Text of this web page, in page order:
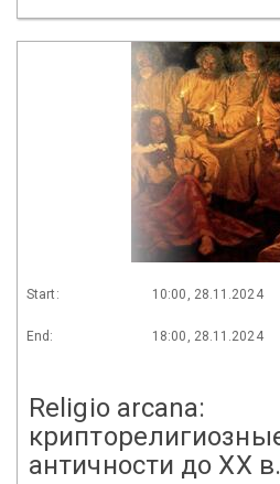
Start: 10:00, 28.11.2024
End: 18:00, 28.11.2024
Religio arcana:
античности до XX в.